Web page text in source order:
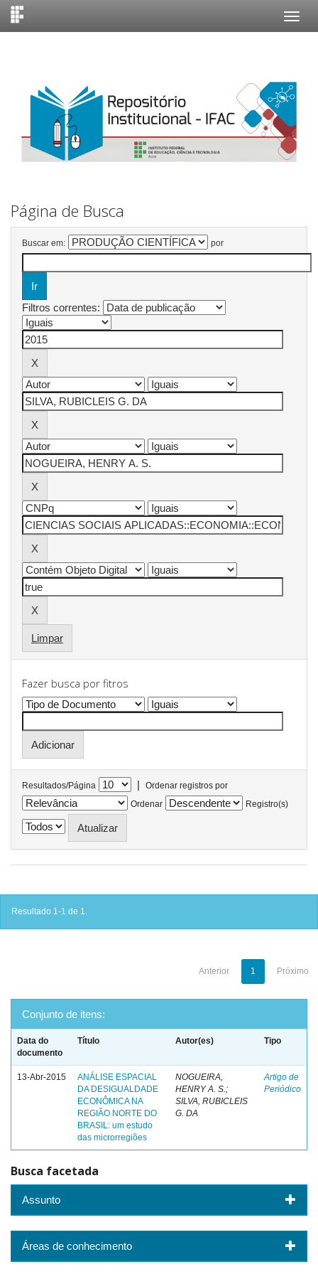
Página de Busca
Buscar em: por
Filtros correntes:
Limpar
Fazer busca por fitros
Resultados/Página |
Ordenar registros por
Ordenar
Registro(s)
Resultado 1-1 de 1.
Anterior 1 Próximo
Conjunto de itens:
Data do
documento
Título Autor(es) Tipo
13-Abr-2015
ANÁLISE ESPACIAL
DA DESIGUALDADE
ECONÔMICA NA
REGIÃO NORTE DO
BRASIL: um estudo
das microrregiões
NOGUEIRA,
HENRY A. S.;
SILVA, RUBICLEIS
G. DA
Artigo de
Periódico
Busca facetada
Assunto
Áreas de conhecimento